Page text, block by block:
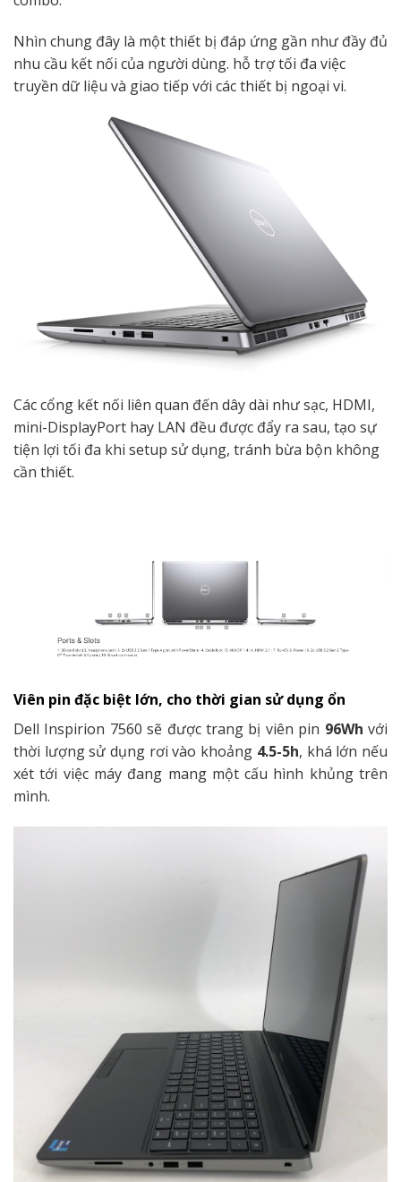
Nhìn chung đây là một thiết bị đáp ứng gần như đầy đủ
nhu cầu kết nối của người dùng. hỗ trợ tối đa việc
truyền dữ liệu và giao tiếp với các thiết bị ngoại vi.
Các cổng kết nối liên quan đến dây dài như sạc, HDMI,
mini-DisplayPort hay LAN đều được đẩy ra sau, tạo sự
tiện lợi tối đa khi setup sử dụng, tránh bừa bộn không
cần thiết.
Viên pin đặc biệt lớn, cho thời gian sử dụng ổn
Dell Inspirion 7560 sẽ được trang bị viên pin 96Wh với
thời lượng sử dụng rơi vào khoảng 4.5-5h, khá lớn nếu
xét tới việc máy đang mang một cấu hình khủng trên
mình.